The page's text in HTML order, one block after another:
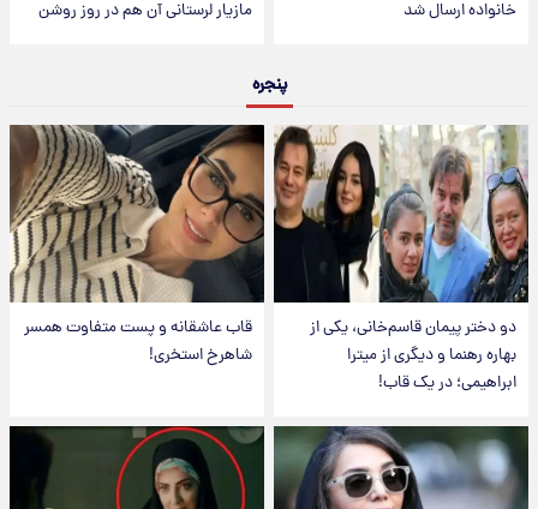
خانواده ارسال شد مازیار لرستانی آن هم در روز روشن
پنجره
دو دختر پیمان قاسم‌خانی، یکی از
بهاره رهنما و دیگری از میترا
ابراهیمی؛ در یک قاب!
قاب عاشقانه و پست متفاوت همسر
شاهرخ استخری!